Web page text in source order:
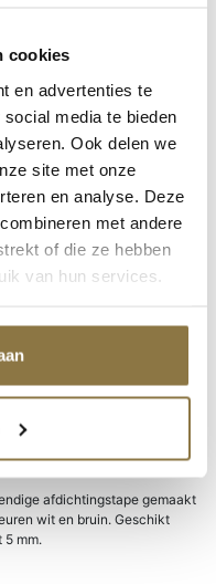
cookies
en advertenties te
media te bieden
Ook delen we
site met onze
en analyse. Deze
met andere
of die ze hebben
van hun services.
afdichtingstape gemaakt
mm.
afdichtingstape gemaakt
wit en bruin. Geschikt
mm.